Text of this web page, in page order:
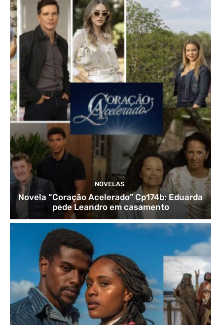
NOVELAS
Novela “Coração Acelerado” Cp174b: Eduarda
pede Leandro em casamento